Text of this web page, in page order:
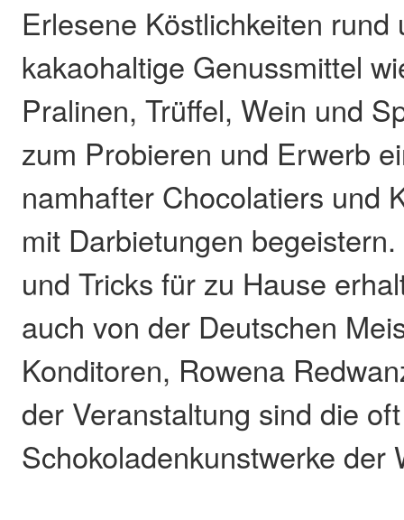
Erlesene Köstlichkeiten rund
kakaohaltige Genussmittel
Pralinen, Trüffel, Wein und
zum Probieren und Erwerb
namhafter Chocolatiers und
mit Darbietungen
und Tricks für zu Hause
auch von der Deutschen
Konditoren, Rowena
der Veranstaltung sind die
Schokoladenkunstwerke der